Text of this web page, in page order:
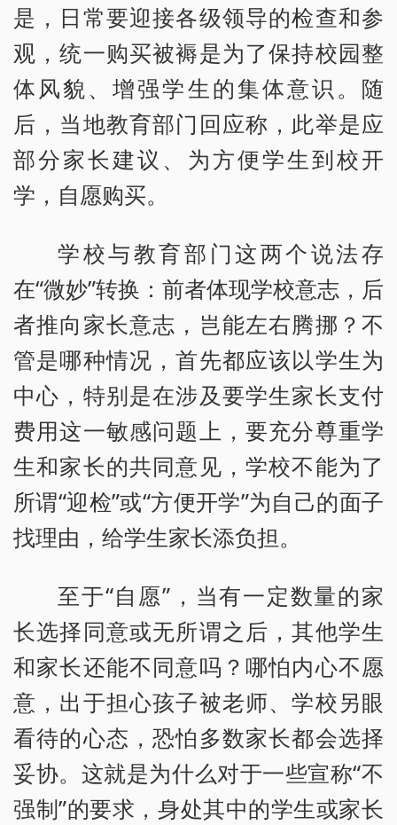
是，日常要迎接各级领导的检查和参
观，统一购买被褥是为了保持校园整
体风貌、增强学生的集体意识。随
后，当地教育部门回应称，此举是应
部分家长建议、为方便学生到校开
学，自愿购买。
学校与教育部门这两个说法存
在“微妙”转换：前者体现学校意志，后
者推向家长意志，岂能左右腾挪？不
管是哪种情况，首先都应该以学生为
中心，特别是在涉及要学生家长支付
费用这一敏感问题上，要充分尊重学
生和家长的共同意见，学校不能为了
所谓“迎检”或“方便开学”为自己的面子
找理由，给学生家长添负担。
至于“自愿”，当有一定数量的家
长选择同意或无所谓之后，其他学生
和家长还能不同意吗？哪怕内心不愿
意，出于担心孩子被老师、学校另眼
看待的心态，恐怕多数家长都会选择
妥协。这就是为什么对于一些宣称“不
强制”的要求，身处其中的学生或家长